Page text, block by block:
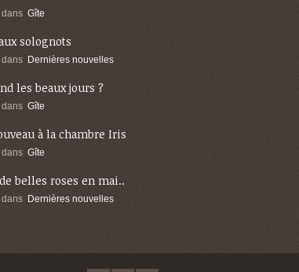
dans Gîte
solognots
dans Dernières nouvelles
les beaux jours ?
dans Gîte
à la chambre Iris
dans Gîte
belles roses en mai..
dans Dernières nouvelles